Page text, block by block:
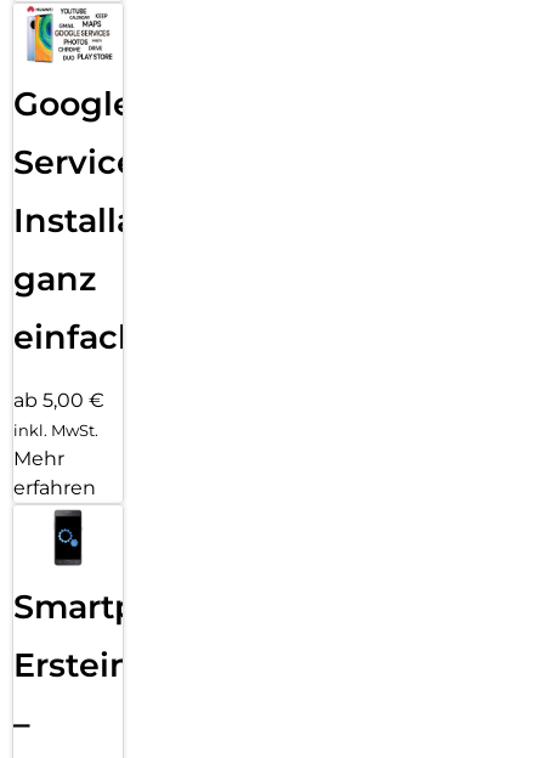
Google
Services
Installation
ganz
einfach
ab 5,00 €
inkl. MwSt.
Mehr
erfahren
Smartphone
Ersteinrichtung
–